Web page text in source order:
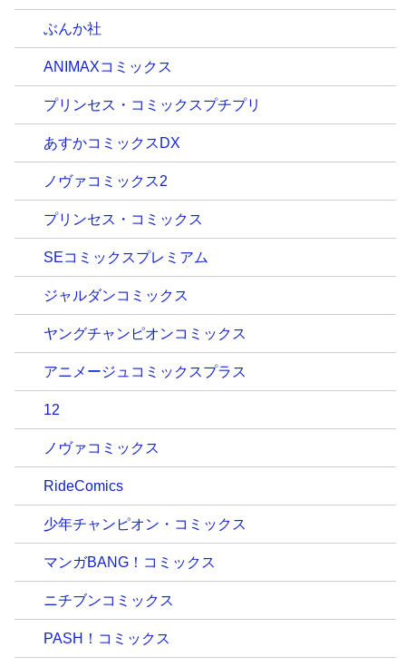
ぶんか社
ANIMAXコミックス
プリンセス・コミックスプチプリ
あすかコミックスDX
ノヴァコミックス2
プリンセス・コミックス
SEコミックスプレミアム
ジャルダンコミックス
ヤングチャンピオンコミックス
アニメージュコミックスプラス
12
ノヴァコミックス
RideComics
少年チャンピオン・コミックス
マンガBANG！コミックス
ニチブンコミックス
PASH！コミックス